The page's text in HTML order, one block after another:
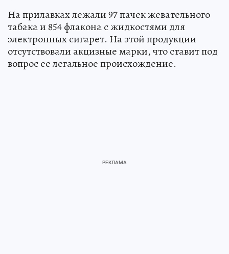
На прилавках лежали 97 пачек жевательного
табака и 854 флакона с жидкостями для
электронных сигарет. На этой продукции
отсутствовали акцизные марки, что ставит под
вопрос ее легальное происхождение.